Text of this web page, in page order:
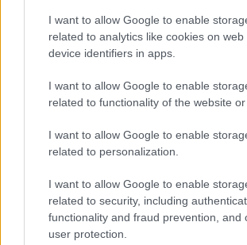
I want to allow Google to enable
related to analytics like cookies on web
device identifiers in apps.
I want to allow Google to enable
related to functionality of the website or
I want to allow Google to enable
related to personalization.
I want to allow Google to enable
related to security, including
functionality and fraud prevention, and
user protection.
modificare gli equilibri della tenuta
nuova fase per tutti i protagonisti.